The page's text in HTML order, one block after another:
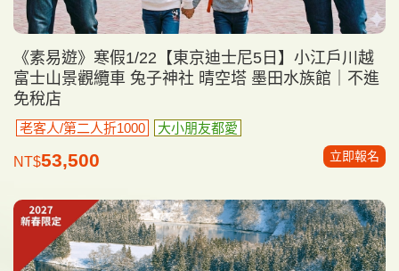
《素易遊》寒假1/22【東京迪士尼5日】小江戶川越
富士山景觀纜車 兔子神社 晴空塔 墨田水族館｜不進
免稅店
老客人/第二人折1000 大小朋友都愛
NT$53,500 立即報名